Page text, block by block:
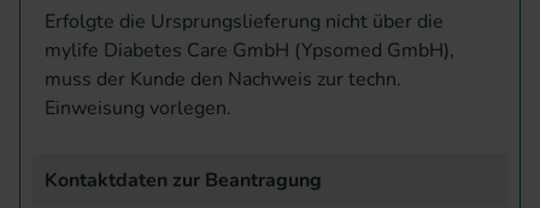
Erfolgte die Ursprungslieferung nicht über die
mylife Diabetes Care GmbH (Ypsomed GmbH),
muss der Kunde den Nachweis zur techn.
Einweisung vorlegen.
Kontaktdaten zur Beantragung